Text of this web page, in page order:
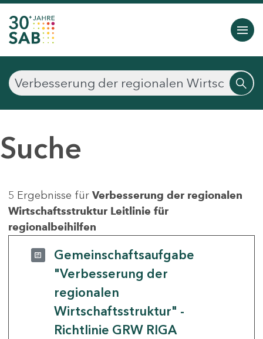
Suche
5 Ergebnisse für Verbesserung der regionalen
Wirtschaftsstruktur Leitlinie für
regionalbeihilfen
Gemeinschaftsaufgabe
"Verbesserung der
regionalen
Wirtschaftsstruktur" -
Richtlinie GRW RIGA